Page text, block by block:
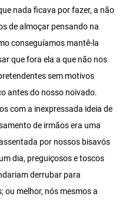
nada ficava por fazer, a não
de almoçar pensando na
conseguíamos mantê-la
que fora ela a que não nos
sem motivos
antes do nosso noivado.
com a inexpressada ideia de
de irmãos era uma
por nossos bisavós
dia, preguiçosos e toscos
derrubar para
ou melhor, nós mesmos a